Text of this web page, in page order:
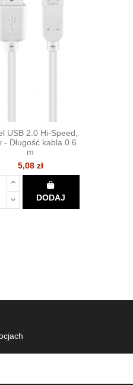
USB 2.0 Hi-Speed,
- Długość kabla 0.6
m
5,08 zł
DODAJ